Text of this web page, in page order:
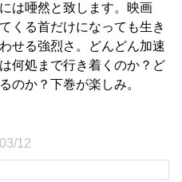
は唖然と致します。映画
くる首だけになっても生き
せる強烈さ。どんどん加速
何処まで行き着くのか？ど
のか？下巻が楽しみ。
12